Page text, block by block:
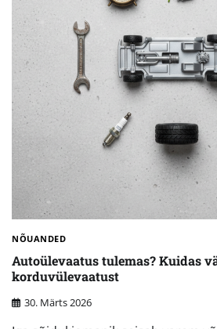
NÕUANDED
Autoülevaatus tulemas? Kuidas
korduvülevaatust
30. Märts 2026